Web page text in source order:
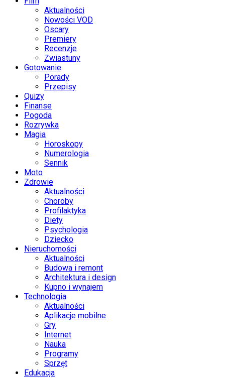
Aktualności
Nowości VOD
Oscary
Premiery
Recenzje
Zwiastuny
Gotowanie
Porady
Przepisy
Quizy
Finanse
Pogoda
Rozrywka
Magia
Horoskopy
Numerologia
Sennik
Moto
Zdrowie
Aktualności
Choroby
Profilaktyka
Diety
Psychologia
Dziecko
Nieruchomości
Aktualności
Budowa i remont
Architektura i design
Kupno i wynajem
Technologia
Aktualności
Aplikacje mobilne
Gry
Internet
Nauka
Programy
Sprzęt
Edukacja